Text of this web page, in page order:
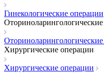
Гинекологические операции
Хирургические операции
Хирургические операции